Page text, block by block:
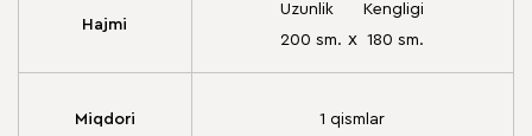
Hajmi
Uzunlik
200 sm. х
Kengligi
180 sm.
Miqdori 1 qismlar